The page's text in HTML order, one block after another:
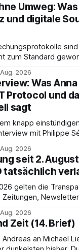
Umweg:
und digitale
zum Standard
samt
wer verarbeitet
welcher Rechtsgrundlage? Es gibt
2026
Was
Protocol und
sagt
knapp einstündigen
mit Philippe
promoviert.
meisten
Fragen,
2026
seit 2.
tatsächlich
gelten die
Zeitungen,
jetzt müsse alles
Intelligenz
50 der KI-
2026
Zeit (14. Brief)
an Michael Lieber Michael,